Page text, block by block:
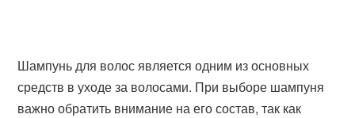
Шампунь для волос является одним из основных
средств в уходе за волосами. При выборе шампуня
важно обратить внимание на его состав, так как